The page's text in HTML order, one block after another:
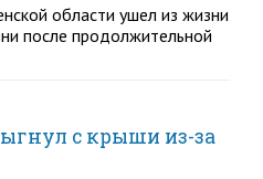
области ушел из жизни
после продолжительной
с крыши из-за